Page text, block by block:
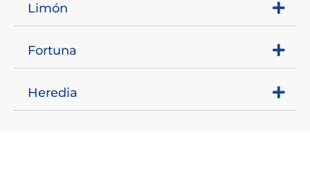
Limón
Fortuna
Heredia